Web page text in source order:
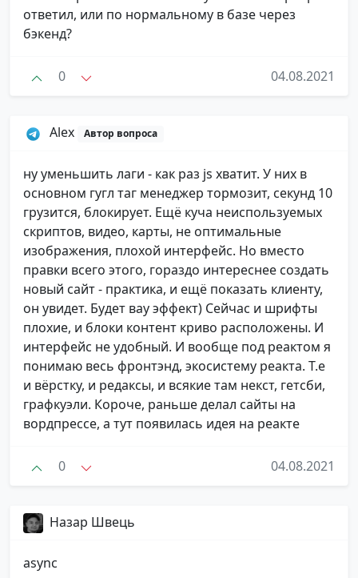
ответил, или по нормальному в базе через
бэкенд?
0 04.08.2021
Alex Автор вопроса
ну уменьшить лаги - как раз js хватит. У них в
основном гугл таг менеджер тормозит, секунд 10
грузится, блокирует. Ещё куча неиспользуемых
скриптов, видео, карты, не оптимальные
изображения, плохой интерфейс. Но вместо
правки всего этого, гораздо интереснее создать
новый сайт - практика, и ещё показать клиенту,
он увидет. Будет вау эффект) Сейчас и шрифты
плохие, и блоки контент криво расположены. И
интерфейс не удобный. И вообще под реактом я
понимаю весь фронтэнд, экосистему реакта. Т.е
и вёрстку, и редаксы, и всякие там некст, гетсби,
графкуэли. Короче, раньше делал сайты на
вордпрессе, а тут появилась идея на реакте
0 04.08.2021
Назар Швець
async